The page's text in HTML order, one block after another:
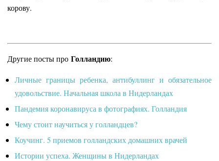
корову.
Другие посты про Голландию:
Личные границы ребенка, антибуллинг и обязательное
удовольствие. Начальная школа в Нидерландах
Пандемия коронавируса в фотографиях. Голландия
Чему стоит научиться у голландцев?
Коучинг. 5 приемов голландских домашних врачей
Истории успеха. Женщины в Нидерландах